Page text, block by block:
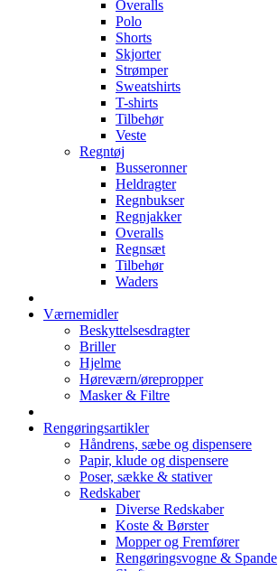
Overalls
Polo
Shorts
Skjorter
Strømper
Sweatshirts
T-shirts
Tilbehør
Veste
Regntøj
Busseronner
Heldragter
Regnbukser
Regnjakker
Overalls
Regnsæt
Tilbehør
Waders
Værnemidler
Beskyttelsesdragter
Briller
Hjelme
Høreværn/ørepropper
Masker & Filtre
Rengøringsartikler
Håndrens, sæbe og dispensere
Papir, klude og dispensere
Poser, sække & stativer
Redskaber
Diverse Redskaber
Koste & Børster
Mopper og Fremfører
Rengøringsvogne & Spande